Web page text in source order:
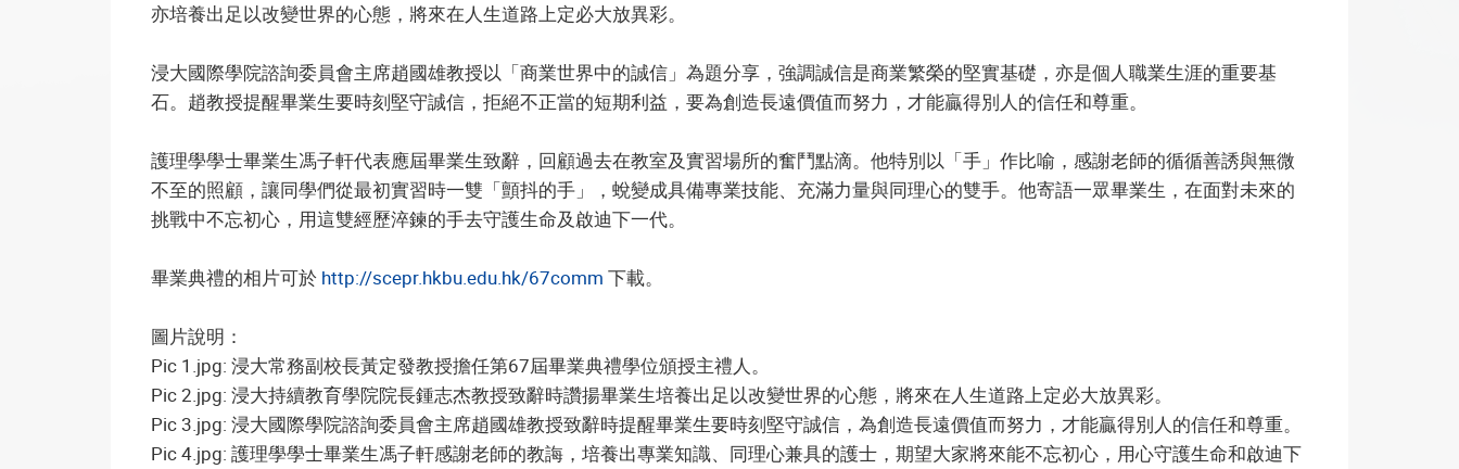
亦培養出足以改變世界的心態，將來在人生道路上定必大放異彩。
浸大國際學院諮詢委員會主席趙國雄教授以「商業世界中的誠信」為題分享，強調誠信是商業繁榮的堅實基礎，亦是個人職業生涯的重要基
石。趙教授提醒畢業生要時刻堅守誠信，拒絕不正當的短期利益，要為創造長遠價值而努力，才能贏得別人的信任和尊重。
護理學學士畢業生馮子軒代表應屆畢業生致辭，回顧過去在教室及實習場所的奮鬥點滴。他特別以「手」作比喻，感謝老師的循循善誘與無微
不至的照顧，讓同學們從最初實習時一雙「顫抖的手」，蛻變成具備專業技能、充滿力量與同理心的雙手。他寄語一眾畢業生，在面對未來的
挑戰中不忘初心，用這雙經歷淬鍊的手去守護生命及啟迪下一代。
畢業典禮的相片可於 http://scepr.hkbu.edu.hk/67comm 下載。
圖片說明：
Pic 1.jpg: 浸大常務副校長黃定發教授擔任第67屆畢業典禮學位頒授主禮人。
Pic 2.jpg: 浸大持續教育學院院長鍾志杰教授致辭時讚揚畢業生培養出足以改變世界的心態，將來在人生道路上定必大放異彩。
Pic 3.jpg: 浸大國際學院諮詢委員會主席趙國雄教授致辭時提醒畢業生要時刻堅守誠信，為創造長遠價值而努力，才能贏得別人的信任和尊重。
Pic 4.jpg: 護理學學士畢業生馮子軒感謝老師的教誨，培養出專業知識、同理心兼具的護士，期望大家將來能不忘初心，用心守護生命和啟迪下